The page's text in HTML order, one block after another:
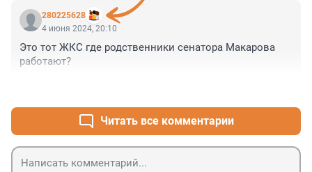
280225628
4 июня 2024, 20:10
Это тот ЖКС где родственники сенатора Макарова
работают?
Читать все комментарии